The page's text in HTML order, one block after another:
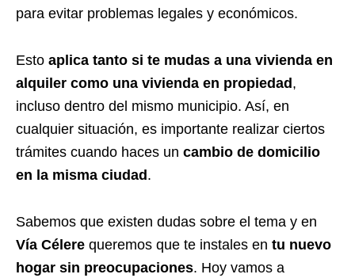
para evitar problemas legales y económicos.
Esto aplica tanto si te mudas a una vivienda en
alquiler como una vivienda en propiedad ,
incluso dentro del mismo municipio. Así, en
cualquier situación, es importante realizar ciertos
trámites cuando haces un cambio de domicilio
en la misma ciudad .
Sabemos que existen dudas sobre el tema y en
Vía Célere queremos que te instales en tu nuevo
hogar sin preocupaciones. Hoy vamos a